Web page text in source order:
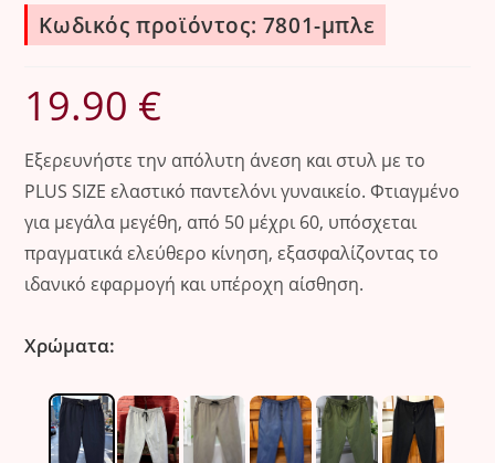
Κωδικός προϊόντος: 7801-μπλε
19.90 €
Εξερευνήστε την απόλυτη άνεση και στυλ με το
PLUS SIZE ελαστικό παντελόνι γυναικείο. Φτιαγμένο
για μεγάλα μεγέθη, από 50 μέχρι 60, υπόσχεται
πραγματικά ελεύθερο κίνηση, εξασφαλίζοντας το
ιδανικό εφαρμογή και υπέροχη αίσθηση.
Χρώματα: